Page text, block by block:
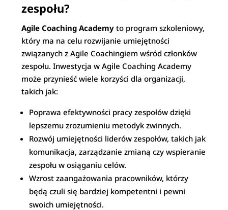
zespołu?
Agile Coaching Academy to program szkoleniowy,
który ma na celu rozwijanie umiejętności
związanych z Agile Coachingiem wśród członków
zespołu. Inwestycja w Agile Coaching Academy
może przynieść wiele korzyści dla organizacji,
takich jak:
Poprawa efektywności pracy zespołów dzięki
lepszemu zrozumieniu metodyk zwinnych.
Rozwój umiejętności liderów zespołów, takich jak
komunikacja, zarządzanie zmianą czy wspieranie
zespołu w osiąganiu celów.
Wzrost zaangażowania pracowników, którzy
będą czuli się bardziej kompetentni i pewni
swoich umiejętności.